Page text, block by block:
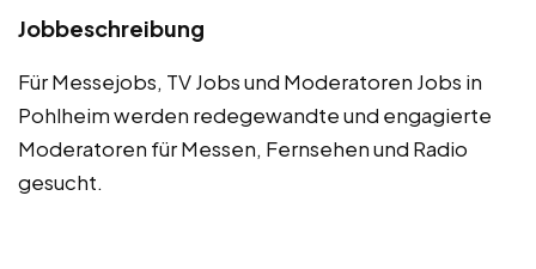
Jobbeschreibung
Für Messejobs, TV Jobs und Moderatoren Jobs in
Pohlheim werden redegewandte und engagierte
Moderatoren für Messen, Fernsehen und Radio
gesucht.